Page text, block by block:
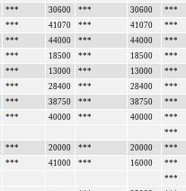
*** 30600 *** 30600
***
*** 41070 *** 41070
***
*** 44000 *** 44000
***
*** 18500 *** 18500
***
*** 13000 *** 13000
***
*** 28400 *** 28400
***
*** 38750 *** 38750
***
*** 40000 *** 40000
***
***
*** 20000 *** 20000
***
*** 41000 *** 16000
***
***